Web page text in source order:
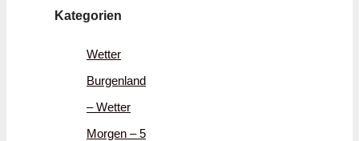
Kategorien
Wetter
Burgenland
– Wetter
Morgen – 5